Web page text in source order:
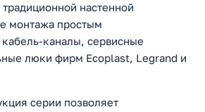
настенной
монтажа простым
каналы, сервисные
люки фирм Ecoplast, Legrand и
серии позволяет